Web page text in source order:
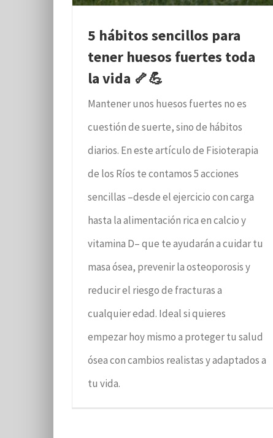
5 hábitos sencillos para
tener huesos fuertes toda
la vida 🦴💪
Mantener unos huesos fuertes no es
cuestión de suerte, sino de hábitos
diarios. En este artículo de Fisioterapia
de los Ríos te contamos 5 acciones
sencillas –desde el ejercicio con carga
hasta la alimentación rica en calcio y
vitamina D– que te ayudarán a cuidar tu
masa ósea, prevenir la osteoporosis y
reducir el riesgo de fracturas a
cualquier edad. Ideal si quieres
empezar hoy mismo a proteger tu salud
ósea con cambios realistas y adaptados a
tu vida.